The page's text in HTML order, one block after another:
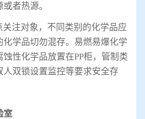
者热源。
注对象，不同类别的化学品应
学品切勿混存。易燃易爆化学
性化学品放置在PP柜，管制类
双锁设置监控等要求安全存
室